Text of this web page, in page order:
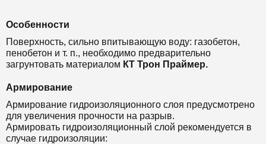
Особенности
Поверхность, сильно впитывающую воду: газобетон,
пенобетон и т. п., необходимо предварительно
загрунтовать материалом КТ Трон Праймер.
Армирование
Армирование гидроизоляционного слоя предусмотрено
для увеличения прочности на разрыв.
Армировать гидроизоляционный слой рекомендуется в
случае гидроизоляции: